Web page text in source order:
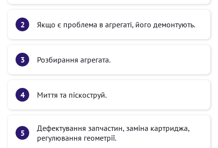
Якщо є проблема в агрегаті, його демонтують.
Розбирання агрегата.
Миття та піскоструй.
Дефектування запчастин, заміна картриджа,
регулювання геометрії.